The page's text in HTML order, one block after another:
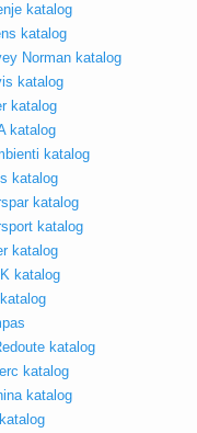
katalog
katalog
Norman katalog
katalog
katalog
katalog
katalog
katalog
katalog
katalog
katalog
katalog
katalog
katalog
katalog